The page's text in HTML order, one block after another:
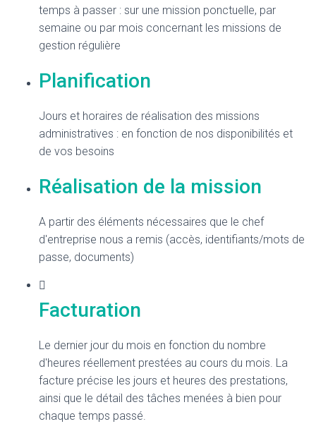
temps à passer : sur une mission ponctuelle, par
semaine ou par mois concernant les missions de
gestion régulière
Planification
Jours et horaires de réalisation des missions
administratives : en fonction de nos disponibilités et
de vos besoins
Réalisation de la mission
A partir des éléments nécessaires que le chef
d'entreprise nous a remis (accès, identifiants/mots de
passe, documents)
Facturation
Le dernier jour du mois en fonction du nombre
d'heures réellement prestées au cours du mois. La
facture précise les jours et heures des prestations,
ainsi que le détail des tâches menées à bien pour
chaque temps passé.